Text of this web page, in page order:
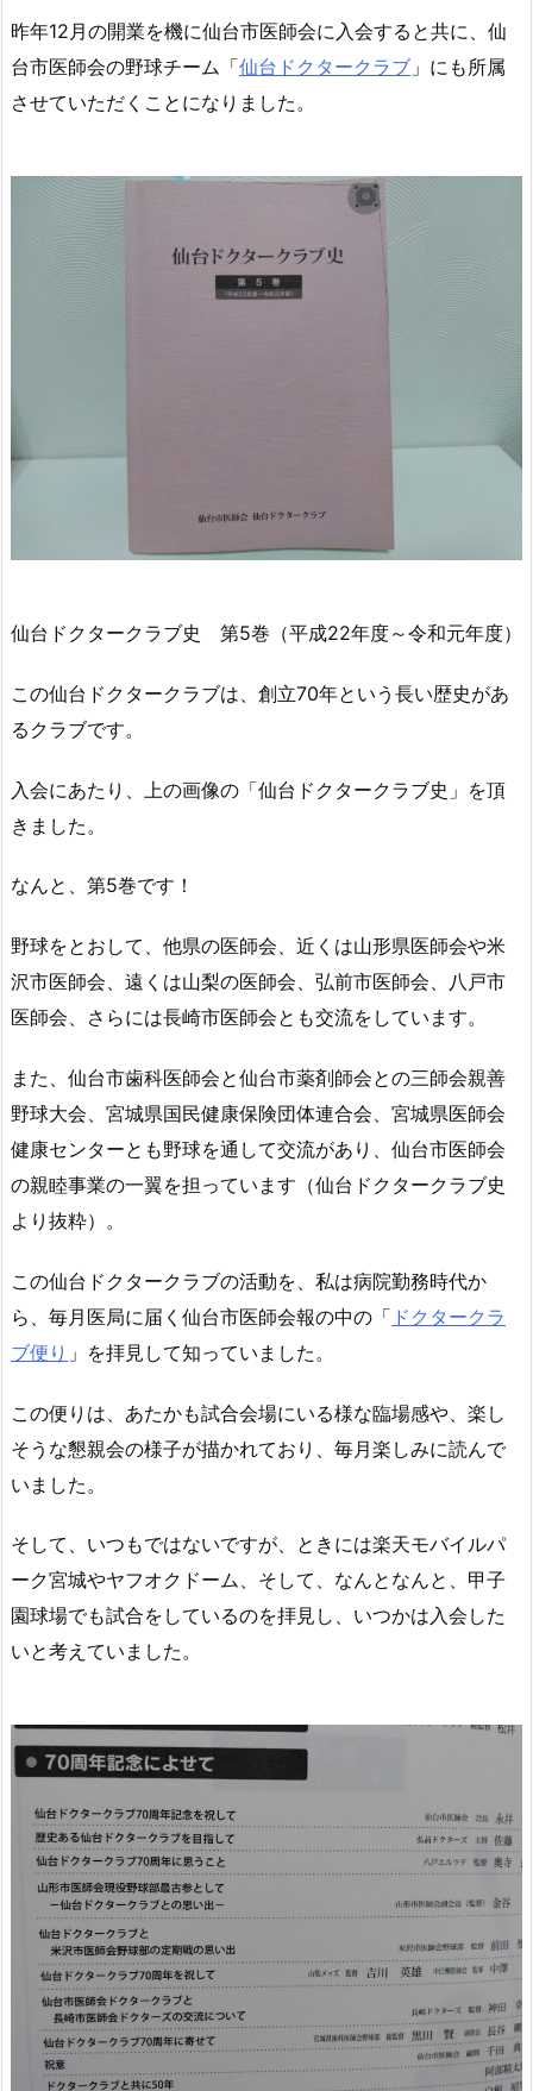
昨年12月の開業を機に仙台市医師会に入会すると共に、仙
台市医師会の野球チーム「仙台ドクタークラブ 」にも所属
させていただくことになりました。
仙台ドクタークラブ史 第5巻（平成22年度～令和元年度）
この仙台ドクタークラブは、創立70年という長い歴史があ
るクラブです。
入会にあたり、上の画像の「仙台ドクタークラブ史」を頂
きました。
なんと、第5巻です！
野球をとおして、他県の医師会、近くは山形県医師会や米
沢市医師会、遠くは山梨の医師会、弘前市医師会、八戸市
医師会、さらには長崎市医師会とも交流をしています。
また、仙台市歯科医師会と仙台市薬剤師会との三師会親善
野球大会、宮城県国民健康保険団体連合会、宮城県医師会
健康センターとも野球を通して交流があり、仙台市医師会
の親睦事業の一翼を担っています（仙台ドクタークラブ史
より抜粋）。
この仙台ドクタークラブの活動を、私は病院勤務時代か
ら、毎月医局に届く仙台市医師会報の中の「 ドクタークラ
ブ便り 」を拝見して知っていました。
この便りは、あたかも試合会場にいる様な臨場感や、楽し
そうな懇親会の様子が描かれており、毎月楽しみに読んで
いました。
そして、いつもではないですが、ときには楽天モバイルパ
ーク宮城やヤフオクドーム、そして、なんとなんと、甲子
園球場でも試合をしているのを拝見し、いつかは入会した
いと考えていました。